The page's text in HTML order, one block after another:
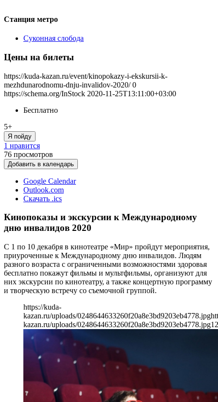
Станция метро
Суконная слобода
Цены на билеты
https://kuda-kazan.ru/event/kinopokazy-i-ekskursii-k-
mezhdunarodnomu-dnju-invalidov-2020/ 0
https://schema.org/InStock 2020-11-25T13:11:00+03:00
Бесплатно
5+
Я пойду
1 нравится
76 просмотров
Добавить в календарь
Google Calendar
Outlook.com
Скачать .ics
Кинопоказы и экскурсии к Международному
дню инвалидов 2020
С 1 по 10 декабря в кинотеатре «Мир» пройдут мероприятия,
приуроченные к Международному дню инвалидов. Людям
разного возраста с ограниченными возможностями здоровья
бесплатно покажут фильмы и мультфильмы, организуют для
них экскурсии по кинотеатру, а также концертную программу
и творческую встречу со съемочной группой.
https://kuda-
kazan.ru/uploads/0248644633260f20a8e3bd9203eb4778.jpg
kazan.ru/uploads/0248644633260f20a8e3bd9203eb4778.jpg